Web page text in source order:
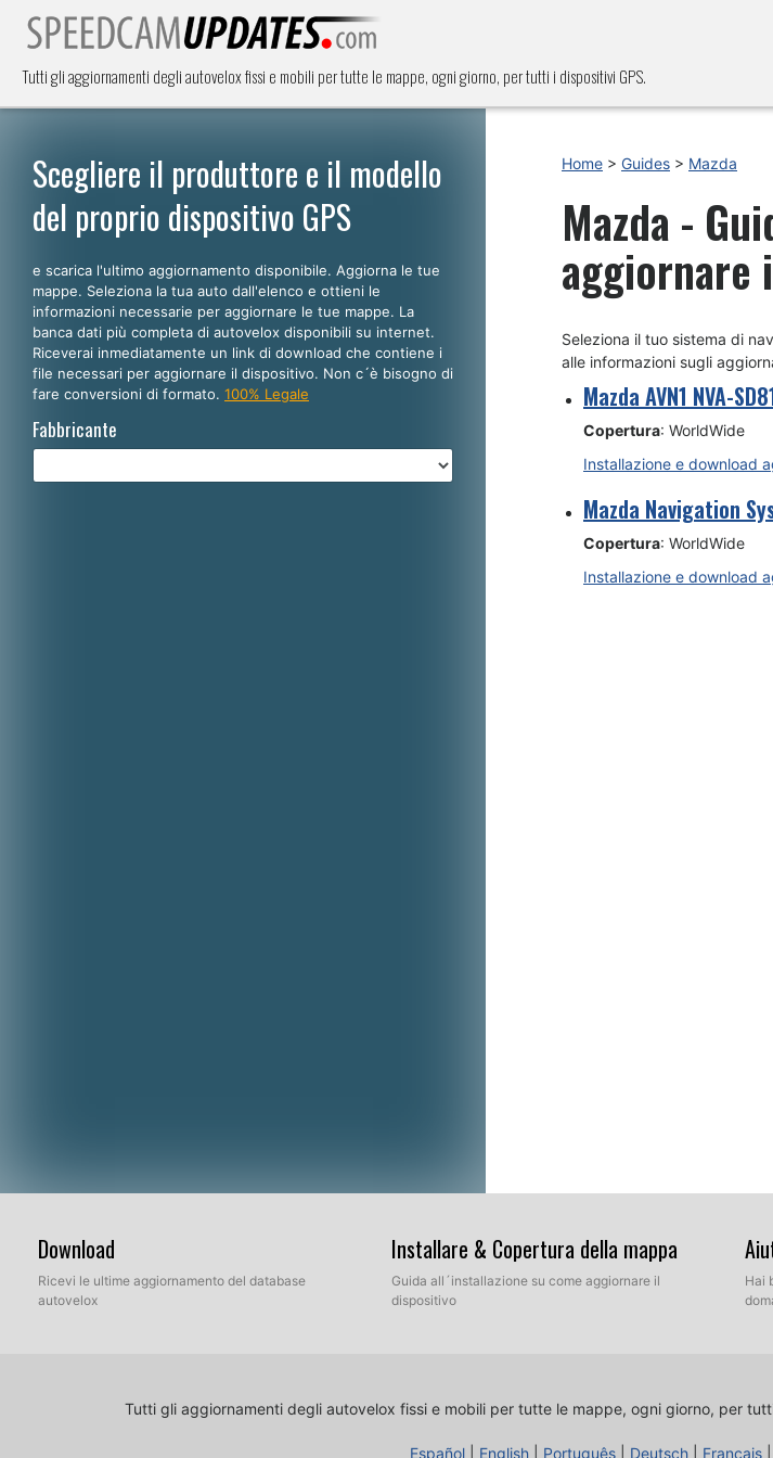
Tutti gli aggiornamenti degli autovelox fissi e mobili per tutte le mappe, ogni giorno, per tutti i dispositivi GPS.
Scegliere il produttore e il modello
del proprio dispositivo GPS
e scarica l'ultimo aggiornamento disponibile. Aggiorna le tue
mappe. Seleziona la tua auto dall'elenco e ottieni le
informazioni necessarie per aggiornare le tue mappe. La
banca dati più completa di autovelox disponibili su internet.
Riceverai inmediatamente un link di download che contiene i
file necessari per aggiornare il dispositivo. Non c´è bisogno di
fare conversioni di formato. 100% Legale
Fabbricante
Home > Guides > Mazda
Mazda -
aggiornare
Seleziona il tuo sistema di
alle informazioni sugli
Mazda AVN1 NVA-
Copertura: WorldWide
Installazione e download
Mazda Navigation
Copertura: WorldWide
Installazione e download
Download
Ricevi le ultime aggiornamento del database
autovelox
Installare & Copertura della mappa
Guida all´installazione su come aggiornare il
dispositivo
Hai
Tutti gli aggiornamenti degli autovelox fissi e mobili per tutte le mappe, ogni giorno, per
Español English Português Deutsch Français